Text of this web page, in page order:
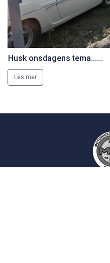
Husk onsdagens tema......
Les mer